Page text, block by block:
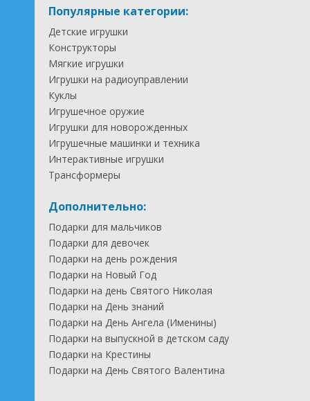
Популярные категории:
Детские игрушки
Конструкторы
Мягкие игрушки
Игрушки на радиоуправлении
Куклы
Игрушечное оружие
Игрушки для новорожденных
Игрушечные машинки и техника
Интерактивные игрушки
Трансформеры
Дополнительно:
Подарки для мальчиков
Подарки для девочек
Подарки на день рождения
Подарки на Новый Год
Подарки на день Святого Николая
Подарки на День знаний
Подарки на День Ангела (Именины)
Подарки на выпускной в детском саду
Подарки на Крестины
Подарки на День Святого Валентина